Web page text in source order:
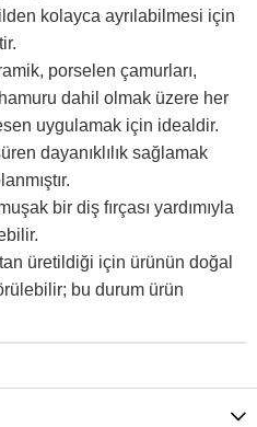
kolayca ayrılabilmesi için
porselen çamurları,
dahil olmak üzere her
uygulamak için idealdir.
dayanıklılık sağlamak
bir diş fırçası yardımıyla
üretildiği için ürünün doğal
bu durum ürün